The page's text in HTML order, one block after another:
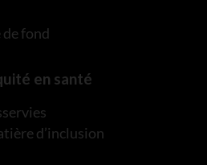
fond
en santé
d’inclusion